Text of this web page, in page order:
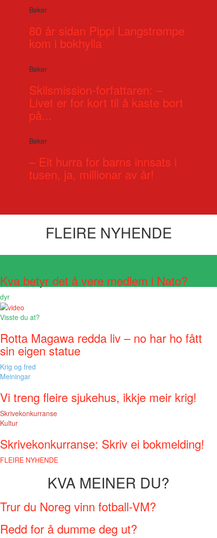
Bøker
80 år sidan Pippi Langstrømpe
kom i bokhylla
Bøker
Skilsmission-forfattaren: –
Livet er for kort til å kaste bort
på...
Bøker
– Eit hurra for barns innsats i
tusen, ja, millionar av år!
FLEIRE NYHENDE
Kva betyr det å vere medlem i Nato?
dyr
Visste du at?
Rotta Magawa redda liv – no har ho fått
sin eigen statue
Krig og fred
Meiningar
Vi treng fleire sjukehus, ikkje meir krig!
Skrivekonkurranse
Kultur
Skrivekonkurranse: Skriv ei bokmelding!
FLEIRE NYHENDE
KVA MEINER DU?
Trur du Noreg vinn fotball-VM?
Redd for å dumme deg ut?